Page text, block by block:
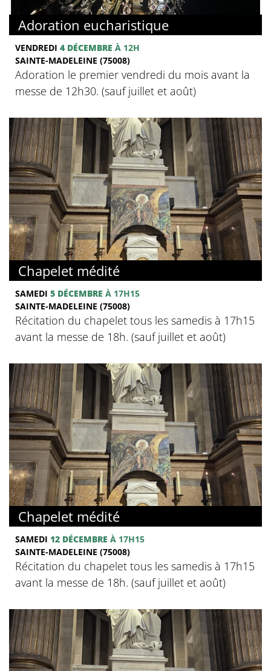
Adoration eucharistique
VENDREDI 4 DÉCEMBRE À 12H
SAINTE-MADELEINE (75008)
Adoration le premier vendredi du mois avant la
messe de 12h30. (sauf juillet et août)
Chapelet médité
SAMEDI 5 DÉCEMBRE À 17H15
SAINTE-MADELEINE (75008)
Récitation du chapelet tous les samedis à 17h15
avant la messe de 18h. (sauf juillet et août)
Chapelet médité
SAMEDI 12 DÉCEMBRE À 17H15
SAINTE-MADELEINE (75008)
Récitation du chapelet tous les samedis à 17h15
avant la messe de 18h. (sauf juillet et août)